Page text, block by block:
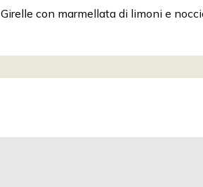
Girelle con marmellata di limoni e